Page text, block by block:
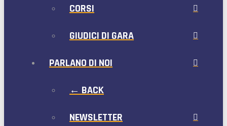
CORSI
GIUDICI DI GARA
PARLANO DI NOI
← BACK
NEWSLETTER